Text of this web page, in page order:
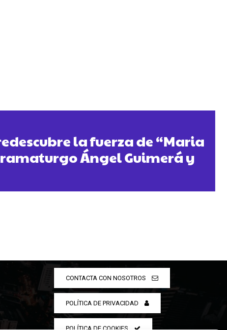
la fuerza de “Maria
Ángel Guimerá y
CONTACTA CON NOSOTROS
POLÍTICA DE PRIVACIDAD
POLÍTICA DE COOKIES